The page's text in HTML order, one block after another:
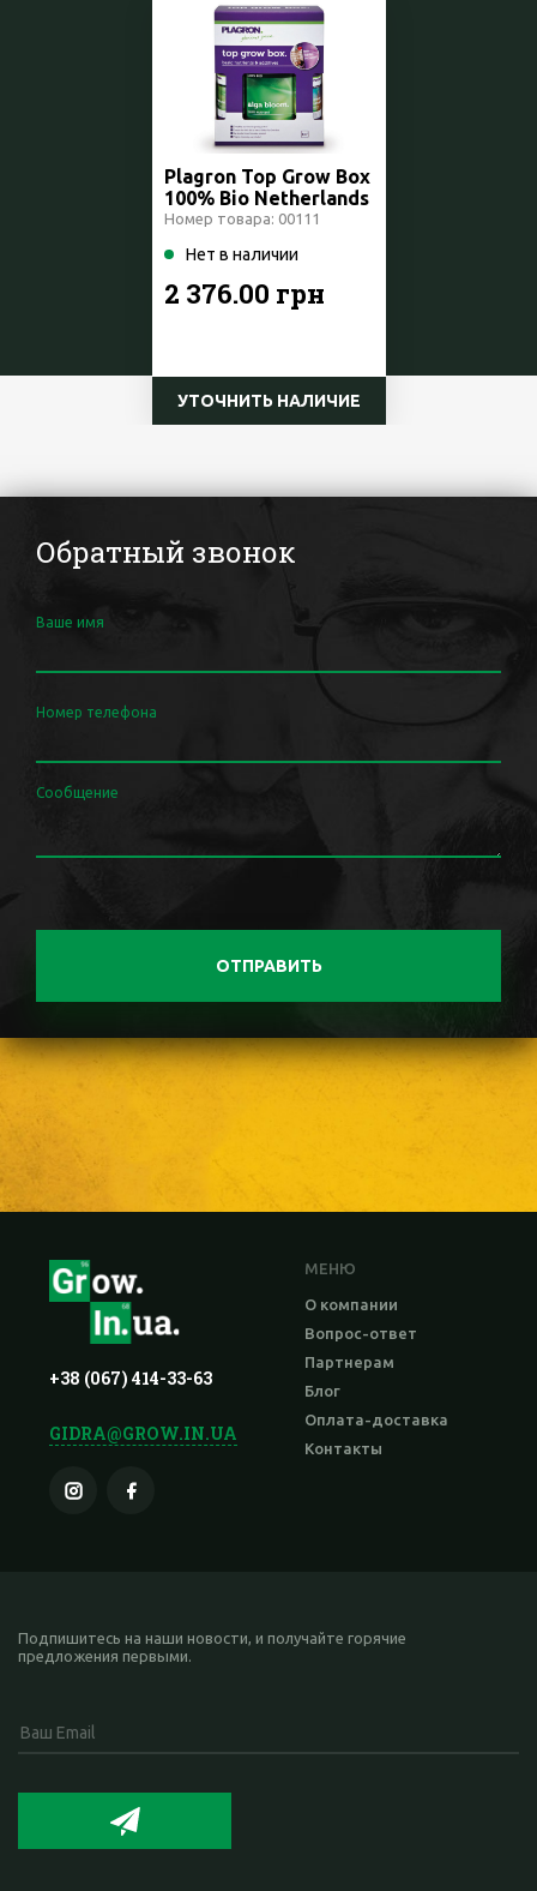
Plagron Top Grow Box
100% Bio Netherlands
Номер товара: 00111
Нет в наличии
2 376.00 грн
УТОЧНИТЬ НАЛИЧИЕ
Обратный звонок
Ваше имя
Номер телефона
Сообщение
ОТПРАВИТЬ
+38 (067) 414-33-63
GIDRA@GROW.IN.UA
МЕНЮ
О компании
Вопрос-ответ
Партнерам
Блог
Оплата-доставка
Контакты
Подпишитесь на наши новости, и получайте горячие
предложения первыми.